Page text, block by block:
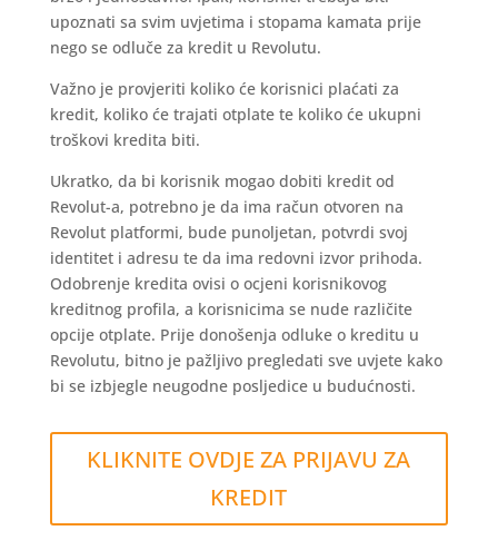
upoznati sa svim uvjetima i stopama kamata prije
nego se odluče za kredit u Revolutu.
Važno je provjeriti koliko će korisnici plaćati za
kredit, koliko će trajati otplate te koliko će ukupni
troškovi kredita biti.
Ukratko, da bi korisnik mogao dobiti kredit od
Revolut-a, potrebno je da ima račun otvoren na
Revolut platformi, bude punoljetan, potvrdi svoj
identitet i adresu te da ima redovni izvor prihoda.
Odobrenje kredita ovisi o ocjeni korisnikovog
kreditnog profila, a korisnicima se nude različite
opcije otplate. Prije donošenja odluke o kreditu u
Revolutu, bitno je pažljivo pregledati sve uvjete kako
bi se izbjegle neugodne posljedice u budućnosti.
KLIKNITE OVDJE ZA PRIJAVU ZA
KREDIT